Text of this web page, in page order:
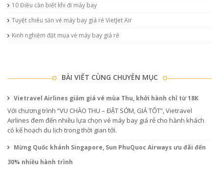
10 Điều cần biết khi đi máy bay
Tuyệt chiêu săn vé máy bay giá rẻ VietJet Air
Kinh nghiệm đặt mua vé máy bay giá rẻ
BÀI VIẾT CÙNG CHUYÊN MỤC
Vietravel Airlines giảm giá vé mùa Thu, khởi hành chỉ từ 18K
Với chương trình “VU CHÀO THU – ĐẶT SỚM, GIÁ TỐT”, Vietravel
Airlines đem đến nhiều lựa chọn vé máy bay giá rẻ cho hành khách
có kế hoạch du lịch trong thời gian tới.
Mừng Quốc khánh Singapore, Sun PhuQuoc Airways ưu đãi đến
30% nhiều hành trình